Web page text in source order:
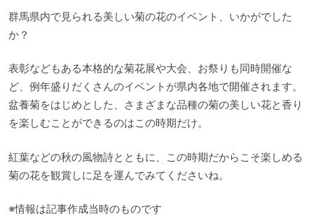
群馬県内で見られる美しい菊の花のイベント、いかがでした
か？
表彰などもある本格的な菊花展や大会、お祭りも同時開催な
ど、例年盛りだくさんのイベントが県内各地で開催されます。
盆養菊をはじめとした、さまざまな品種の菊の美しい花と香り
を楽しむことができるのはこの時期だけ。
紅葉などの秋の風物詩とともに、この時期だからこそ楽しめる
菊の花を観賞しに足を運んでみてくださいね。
※情報は記事作成当時のものです